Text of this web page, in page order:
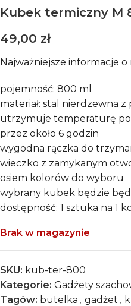
Kubek termiczny M
49,00 zł
Najważniejsze informacje
pojemność: 800 ml
materiał: stal nierdzewna
utrzymuje temperaturę
przez około 6 godzin
wygodna rączka do
wieczko z zamykanym
osiem kolorów do wyboru
wybrany kubek będzie
dostępność: 1 sztuka na 1
Brak w magazynie
SKU: kub-ter-800
Kategorie: Gadżety
Tagów: butelka , gadżet ,